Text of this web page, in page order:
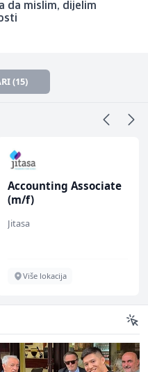
da mislim, dijelim
(15)
Accounting Associate
(m/f)
Jitasa
Više lokacija